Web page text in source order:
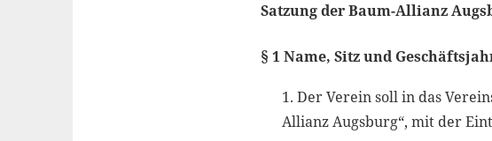
Satzung der Baum-Allianz
§ 1 Name, Sitz und
Der Verein soll in das
Allianz Augsburg“, mit der